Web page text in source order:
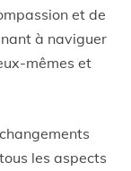
et de
à naviguer
mêmes et
les aspects